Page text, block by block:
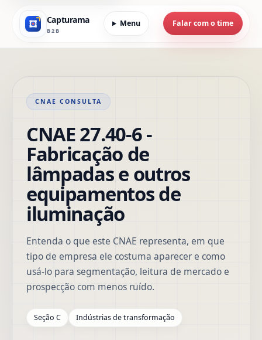
Capturama
B2B
Menu Falar com o time
CNAE CONSULTA
CNAE 27.40-6 -
Fabricação de
lâmpadas e outros
equipamentos de
iluminação
Entenda o que este CNAE representa, em que
tipo de empresa ele costuma aparecer e como
usá-lo para segmentação, leitura de mercado e
prospecção com menos ruído.
Seção C Indústrias de transformação